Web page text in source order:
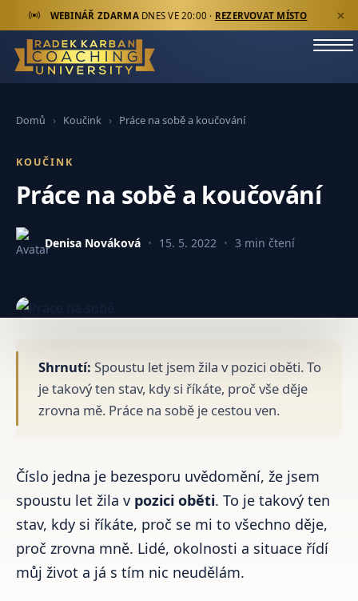
WEBINÁŘ ZDARMADNES VE 20:00 · REZERVOVAT MÍSTO
Domů › Koučink › Práce na sobě a koučování
KOUČINK
Práce na sobě a koučování
Denisa Nováková 15. 5. 2022 3 min čtení
Shrnutí: Spoustu let jsem žila v pozici oběti. To
je takový ten stav, kdy si říkáte, proč vše děje
zrovna mě. Práce na sobě je cestou ven.
Číslo jedna je bezesporu uvědomění, že jsem
spoustu let žila v pozici oběti. To je takový ten
stav, kdy si říkáte, proč se mi to všechno děje,
proč zrovna mně. Lidé, okolnosti a situace řídí
můj život a já s tím nic neudělám.